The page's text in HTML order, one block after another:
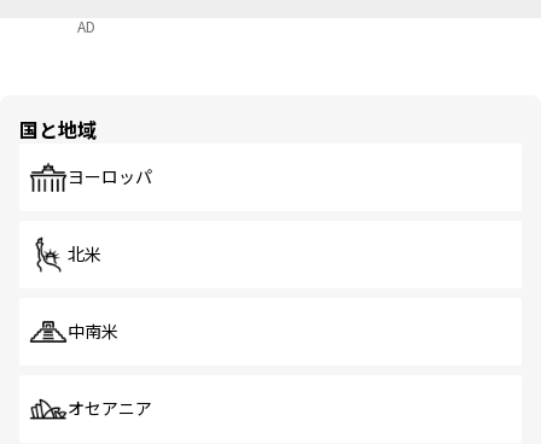
AD
国と地域
ヨーロッパ
北米
中南米
オセアニア